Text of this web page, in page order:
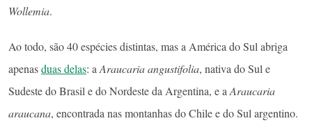
Wollemia.
Ao todo, são 40 espécies distintas, mas a América do Sul abriga
apenasduas delas: a Araucaria angustifolia, nativa do Sul e
Sudeste do Brasil e do Nordeste da Argentina, e a Araucaria
araucana, encontrada nas montanhas do Chile e do Sul argentino.